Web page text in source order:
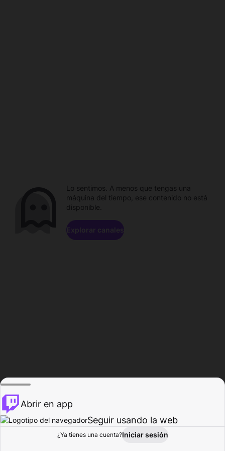
Explorar Actividad
Lo sentimos. A menos que tengas una
máquina del tiempo, ese contenido no está
disponible.
Explorar canales
Abrir en app
Seguir usando la web
¿Ya tienes una cuenta?Iniciar sesión